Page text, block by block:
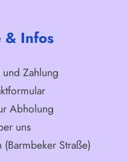
& Infos
Zahlung
Abholung
uns
Straße)